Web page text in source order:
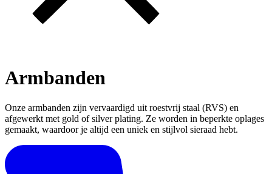
Armbanden
Onze armbanden zijn vervaardigd uit roestvrij staal (RVS) en
afgewerkt met gold of silver plating. Ze worden in beperkte oplages
gemaakt, waardoor je altijd een uniek en stijlvol sieraad hebt.